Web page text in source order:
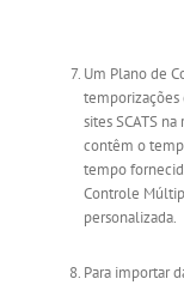
Um Plano de
temporizações
sites SCATS
contêm o
tempo
Controle
personalizada.
Para importar